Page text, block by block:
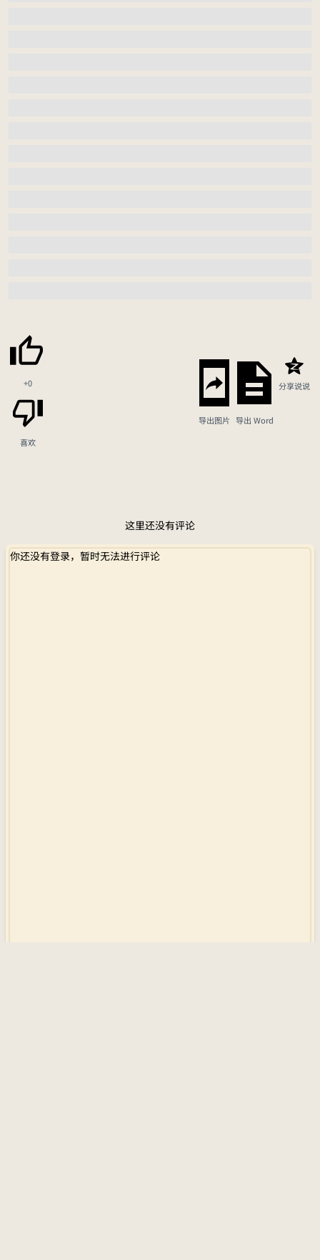
+0
喜欢
导出图片 导出 Word
分享说说
这里还没有评论
你还没有登录，暂时无法进行评论